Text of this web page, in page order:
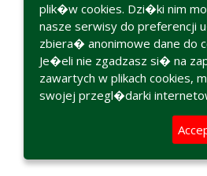
plik�w cookies. Dzi�ki nim
nasze serwisy do preferencji
zbiera� anonimowe dane do
Je�eli nie zgadzasz si� na
zawartych w plikach cookies,
swojej przegl�darki